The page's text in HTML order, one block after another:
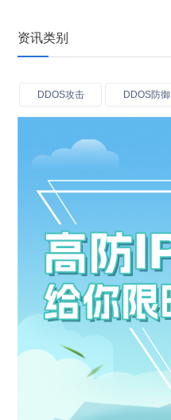
资讯类别
DDOS攻击 DDOS防御